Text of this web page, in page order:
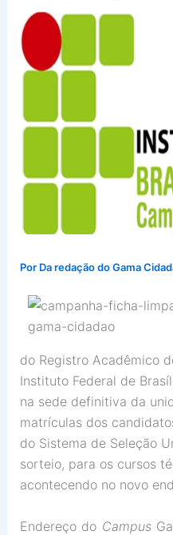
Por Da redação do Gama
do Registro Acadêmico
Instituto Federal de
na sede definitiva da
matrículas dos
do Sistema de Seleção
sorteio, para os cursos
acontecendo no novo
Endereço do Campus